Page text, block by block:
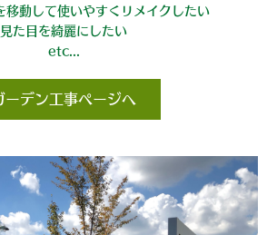
移動して使いやすくリメイクしたい
見た目を綺麗にしたい
etc...
ーデン工事ページへ